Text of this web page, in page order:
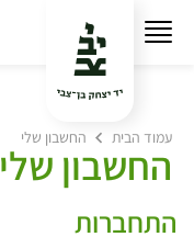
עמוד הבית החשבון שלי
החשבון שלי
התחברות